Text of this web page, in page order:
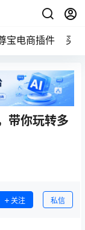
宝电商插件 买
带你玩转多
关注 私信